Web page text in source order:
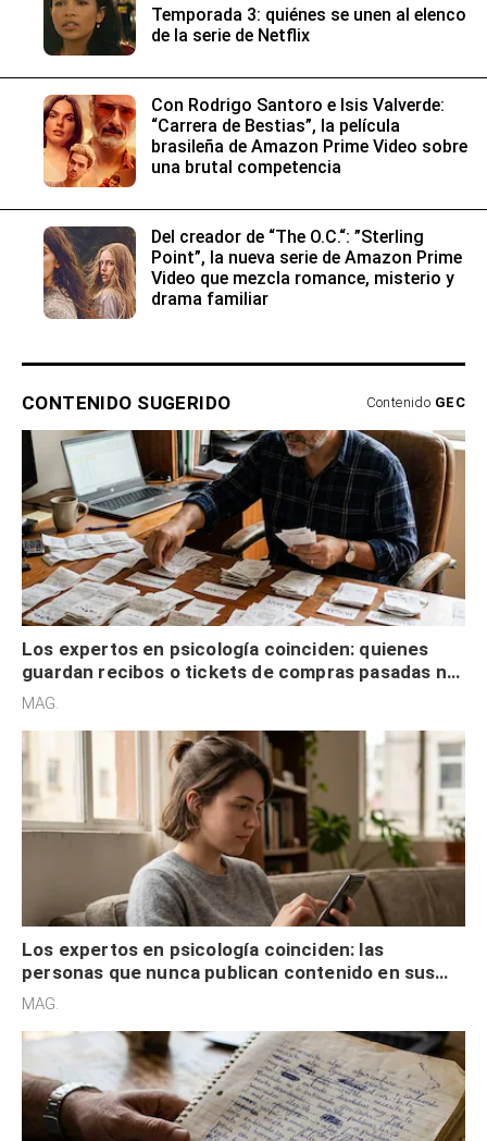
Temporada 3: quiénes se unen al elenco
de la serie de Netflix
Con Rodrigo Santoro e Isis Valverde:
“Carrera de Bestias”, la película
brasileña de Amazon Prime Video sobre
una brutal competencia
Del creador de “The O.C.“: ”Sterling
Point”, la nueva serie de Amazon Prime
Video que mezcla romance, misterio y
drama familiar
CONTENIDO SUGERIDO Contenido GEC
Los expertos en psicología coinciden: quienes
guardan recibos o tickets de compras pasadas no
son acumuladores, sino que tienen necesidad de
MAG.
Los expertos en psicología coinciden: las
personas que nunca publican contenido en sus
redes sociales no pretenden buscar validación
MAG.